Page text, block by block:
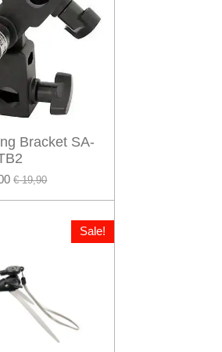
Bracket SA-
€ 19,90
Sale!